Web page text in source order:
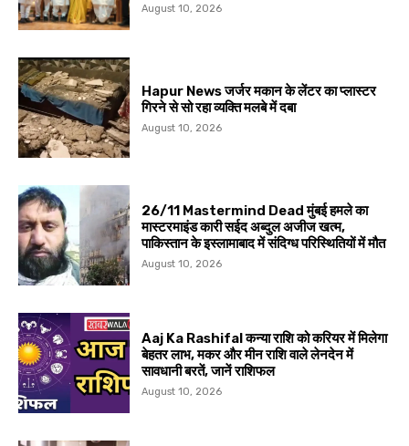
August 10, 2026
Hapur News जर्जर मकान के लेंटर का प्लास्टर
गिरने से सो रहा व्यक्ति मलबे में दबा
August 10, 2026
26/11 Mastermind Dead मुंबई हमले का
मास्टरमाइंड कारी सईद अब्दुल अजीज खत्म,
पाकिस्तान के इस्लामाबाद में संदिग्ध परिस्थितियों में मौत
August 10, 2026
Aaj Ka Rashifal कन्या राशि को करियर में मिलेगा
बेहतर लाभ, मकर और मीन राशि वाले लेनदेन में
सावधानी बरतें, जानें राशिफल
August 10, 2026